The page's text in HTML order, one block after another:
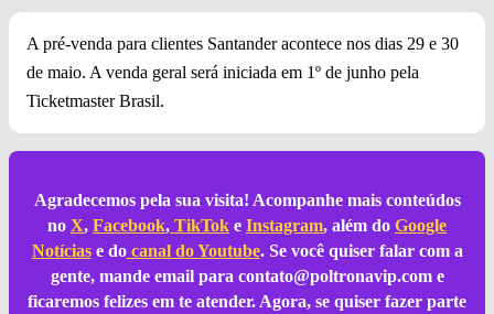
A pré-venda para clientes Santander acontece nos dias 29 e 30
de maio. A venda geral será iniciada em 1º de junho pela
Ticketmaster Brasil.
Agradecemos pela sua visita! Acompanhe mais conteúdos
no X, Facebook, TikTok e Instagram, além do Google
Notíciase docanal do Youtube. Se você quiser falar com a
gente, mande email para contato@poltronavip.come
ficaremos felizes em te atender. Agora, se quiser fazer parte